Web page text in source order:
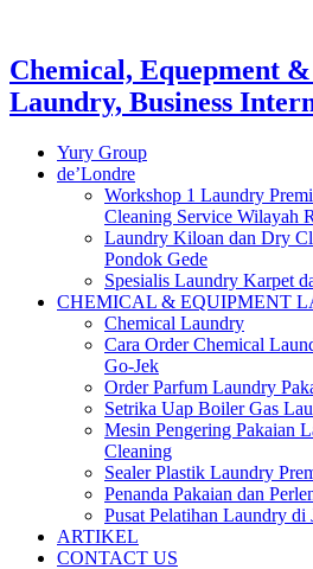
Chemical, Equepment
Laundry, Business
Yury Group
de’Londre
Workshop 1 Laundry
Cleaning Service Wilayah
Laundry Kiloan dan Dry
Pondok Gede
Spesialis Laundry Karpet
CHEMICAL & EQUIPMENT
Chemical Laundry
Cara Order Chemical
Go-Jek
Order Parfum Laundry
Setrika Uap Boiler Gas
Mesin Pengering Pakaian
Cleaning
Sealer Plastik Laundry
Penanda Pakaian dan
Pusat Pelatihan Laundry di
ARTIKEL
CONTACT US